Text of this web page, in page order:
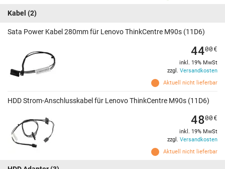
Kabel (2)
Sata Power Kabel 280mm für Lenovo ThinkCentre M90s (11D6)
Aktuell nicht lieferbar
4400€
inkl. 19% MwSt
zzgl. Versandkosten
HDD Strom-Anschlusskabel für Lenovo ThinkCentre M90s (11D6)
Aktuell nicht lieferbar
4800€
inkl. 19% MwSt
zzgl. Versandkosten